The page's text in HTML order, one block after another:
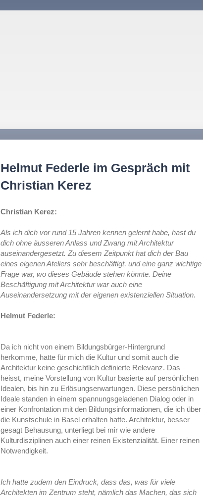
Helmut Federle im Gespräch mit
Christian Kerez
Christian Kerez:
Als ich dich vor rund 15 Jahren kennen gelernt habe, hast du
dich ohne äusseren Anlass und Zwang mit Architektur
auseinandergesetzt. Zu diesem Zeitpunkt hat dich der Bau
eines eigenen Ateliers sehr beschäftigt, und eine ganz wichtige
Frage war, wo dieses Gebäude stehen könnte. Deine
Beschäftigung mit Architektur war auch eine
Auseinandersetzung mit der eigenen existenziellen Situation.
Helmut Federle:
Da ich nicht von einem Bildungsbürger-Hintergrund
herkomme, hatte für mich die Kultur und somit auch die
Architektur keine geschichtlich definierte Relevanz. Das
heisst, meine Vorstellung von Kultur basierte auf persönlichen
Idealen, bis hin zu Erlösungserwartungen. Diese persönlichen
Ideale standen in einem spannungsgeladenen Dialog oder in
einer Konfrontation mit den Bildungsinformationen, die ich über
die Kunstschule in Basel erhalten hatte. Architektur, besser
gesagt Behausung, unterliegt bei mir wie andere
Kulturdisziplinen auch einer reinen Existenzialität. Einer reinen
Notwendigkeit.
Ich hatte zudem den Eindruck, dass das, was für viele
Architekten im Zentrum steht, nämlich das Machen, das sich